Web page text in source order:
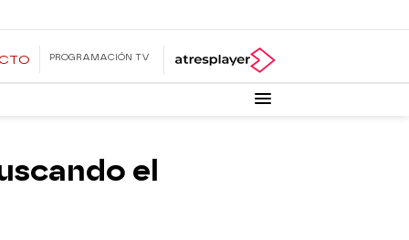
PROGRAMACIÓN TV
el